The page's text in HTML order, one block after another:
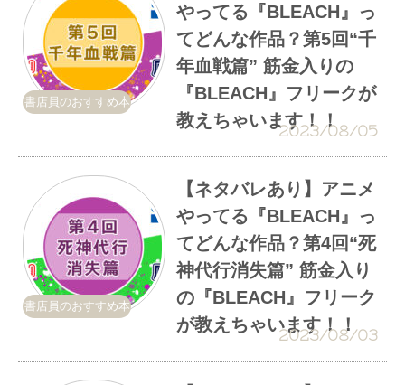
書店員のおすすめ本
やってる『BLEACH』っ
てどんな作品？第5回“千
年血戦篇” 筋金入りの
『BLEACH』フリークが
教えちゃいます！！
2023/08/05
書店員のおすすめ本
【ネタバレあり】アニメ
やってる『BLEACH』っ
てどんな作品？第4回“死
神代行消失篇” 筋金入り
の『BLEACH』フリーク
が教えちゃいます！！
2023/08/03